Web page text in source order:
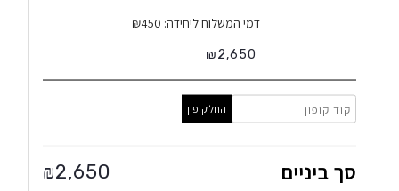
דמי המשלוח ליחידה: ₪450
2,650
₪
החל קופון
סך ביניים 2,650
₪